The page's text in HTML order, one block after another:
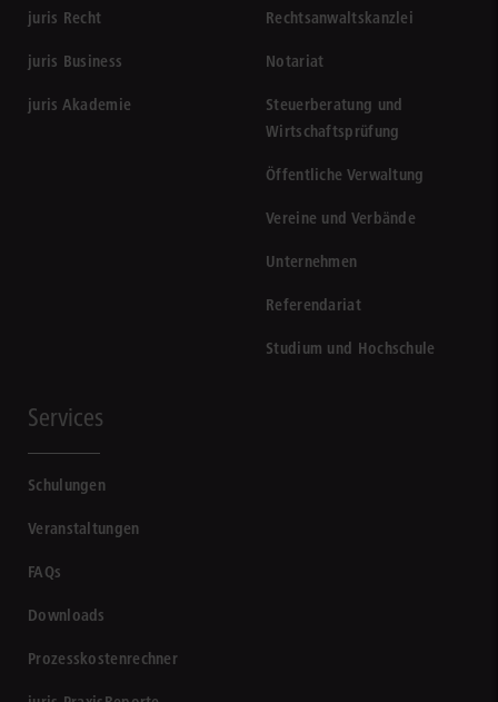
juris Recht
juris Business
juris Akademie
Rechtsanwaltskanzlei
Notariat
Steuerberatung und
Wirtschaftsprüfung
Öffentliche Verwaltung
Vereine und Verbände
Unternehmen
Referendariat
Studium und Hochschule
Services
Schulungen
Veranstaltungen
FAQs
Downloads
Prozesskostenrechner